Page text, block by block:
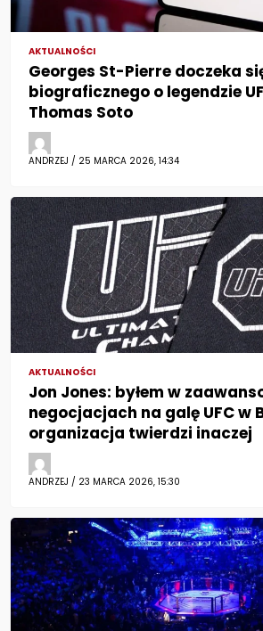
AKTUALNOŚCI
Georges St-Pierre doczeka
biograficznego o legendzie
Thomas Soto
ANDRZEJ / 25 MARCA 2026, 14:34
AKTUALNOŚCI
Jon Jones: byłem w
negocjacjach na galę UFC w
organizacja twierdzi inaczej
ANDRZEJ / 23 MARCA 2026, 15:30